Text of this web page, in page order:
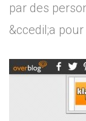
par des
&ccedil;a